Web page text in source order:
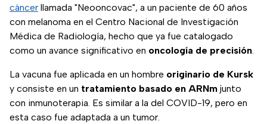
cáncer llamada "Neooncovac", a un paciente de 60 años
con melanoma en el Centro Nacional de Investigación
Médica de Radiología, hecho que ya fue catalogado
como un avance significativo en oncología de precisión.
La vacuna fue aplicada en un hombre originario de Kursk
y consiste en un tratamiento basado en ARNm junto
con inmunoterapia. Es similar a la del COVID-19, pero en
esta caso fue adaptada a un tumor.